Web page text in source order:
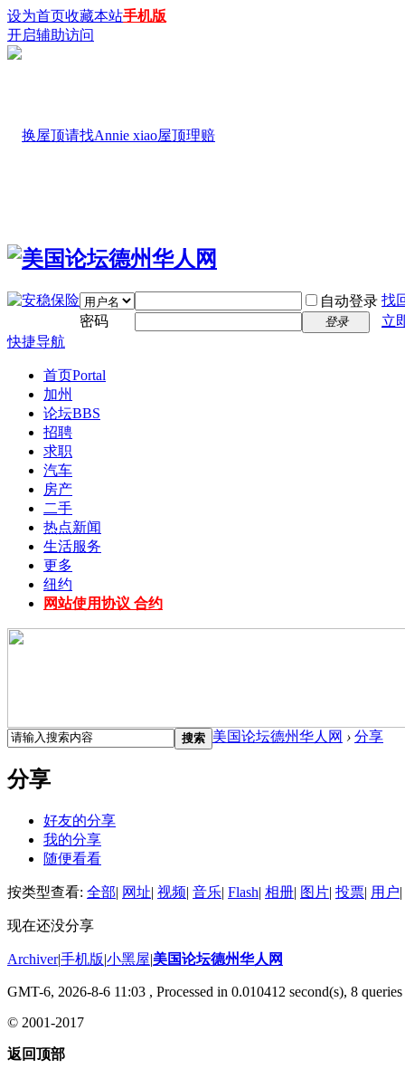
设为首页收藏本站手机版
开启辅助访问
自动登录 找
密码
登录
立
快捷导航
首页Portal
加州
论坛BBS
招聘
求职
汽车
房产
二手
热点新闻
生活服务
更多
纽约
网站使用协议 合约
搜索 美国论坛德州华人网 › 分享
分享
好友的分享
我的分享
随便看看
按类型查看: 全部| 网址| 视频| 音乐| Flash| 相册| 图片| 投票| 用户|
现在还没分享
Archiver|手机版|小黑屋|美国论坛德州华人网
GMT-6, 2026-8-6 11:03 , Processed in 0.010412 second(s), 8 queries
© 2001-2017
返回顶部